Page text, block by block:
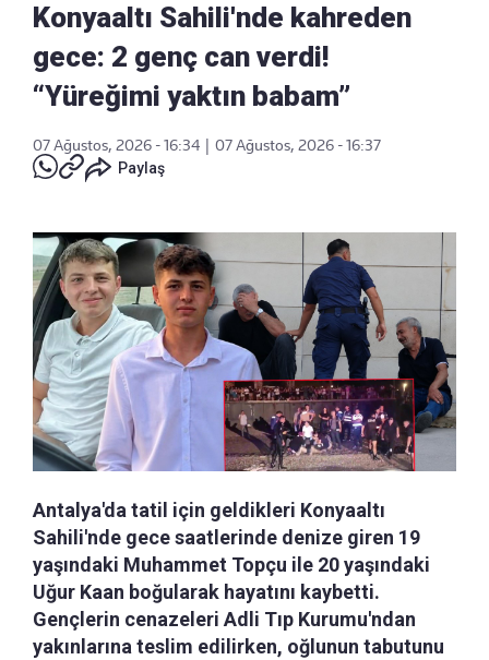
Konyaaltı Sahili'nde kahreden
gece: 2 genç can verdi!
“Yüreğimi yaktın babam”
07 Ağustos, 2026 - 16:34
07 Ağustos, 2026 - 16:37
Paylaş
Antalya'da tatil için geldikleri Konyaaltı
Sahili'nde gece saatlerinde denize giren 19
yaşındaki Muhammet Topçu ile 20 yaşındaki
Uğur Kaan boğularak hayatını kaybetti.
Gençlerin cenazeleri Adli Tıp Kurumu'ndan
yakınlarına teslim edilirken, oğlunun tabutunu